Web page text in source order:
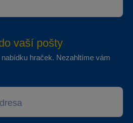
vaší pošty
hraček. Nezahltíme vám